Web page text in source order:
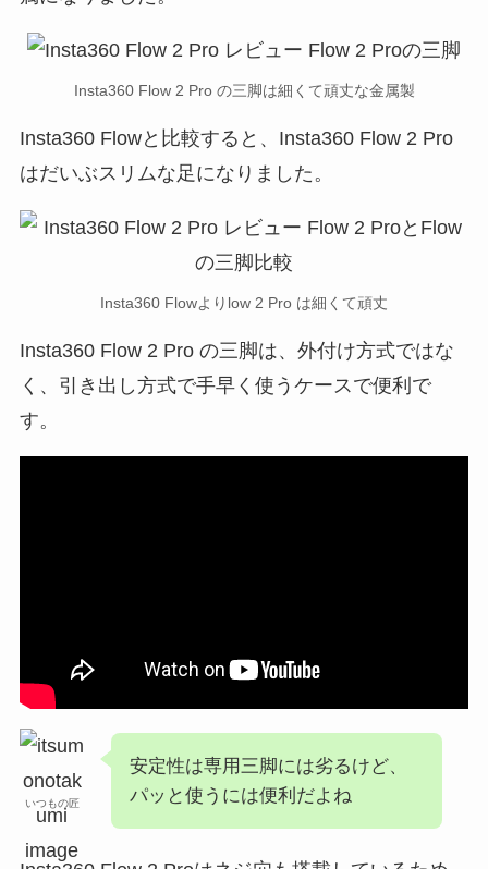
Insta360 Flow 2 Pro の三脚は細くて頑丈な金属製
Insta360 Flowと比較すると、Insta360 Flow 2 Pro
はだいぶスリムな足になりました。
Insta360 Flowよりlow 2 Pro は細くて頑丈
Insta360 Flow 2 Pro の三脚は、外付け方式ではな
く、引き出し方式で手早く使うケースで便利で
す。
いつもの匠
安定性は専用三脚には劣るけど、
パッと使うには便利だよね